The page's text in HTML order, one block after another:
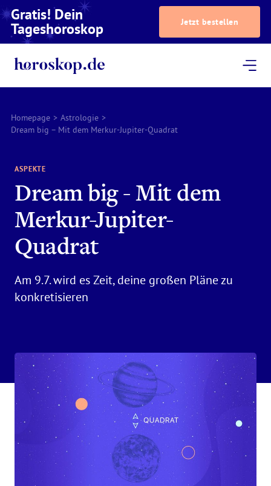
Gratis! Dein
Tageshoroskop Jetzt bestellen
Homepage > Astrologie >
Dream big – Mit dem Merkur-Jupiter-Quadrat
ASPEKTE
Dream big - Mit dem
Merkur-Jupiter-
Quadrat
Am 9.7. wird es Zeit, deine großen Pläne zu
konkretisieren